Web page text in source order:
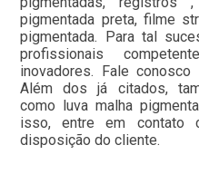
pigmentada preta, filme
pigmentada. Para tal
profissionais
inovadores. Fale
Além dos já citados,
como luva malha
isso, entre em contato
disposição do cliente.